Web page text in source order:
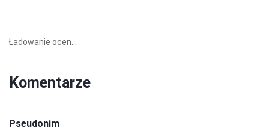
Ładowanie ocen...
Komentarze
Pseudonim